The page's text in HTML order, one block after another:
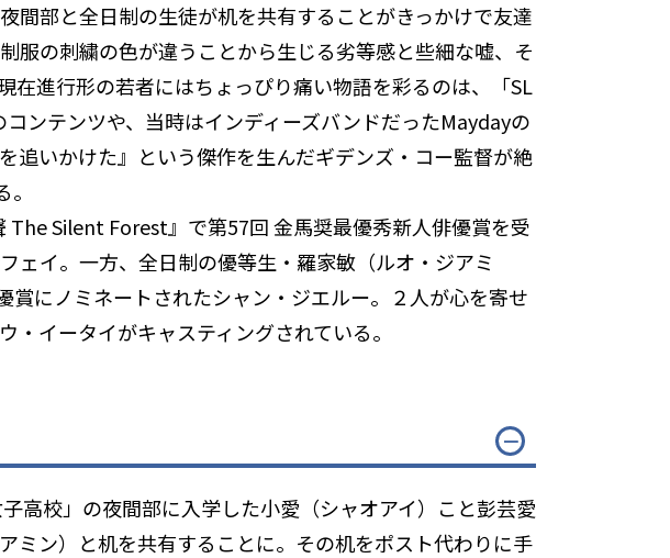
間部と全日制の生徒が机を共有することがきっかけで友達
服の刺繍の色が違うことから生じる劣等感と些細な嘘、そ
進行形の若者にはちょっぴり痛い物語を彩るのは、「SL
ンテンツや、当時はインディーズバンドだったMaydayの
追いかけた』という傑作を生んだギデンズ・コー監督が絶
Silent Forest』で第57回 金馬奨最優秀新人俳優賞を受
ェイ。一方、全日制の優等生・羅家敏（ルオ・ジアミ
にノミネートされたシャン・ジエルー。２人が心を寄せ
イータイがキャスティングされている。
高校」の夜間部に入学した小愛（シャオアイ）こと彭芸愛
ミン）と机を共有することに。その机をポスト代わりに手